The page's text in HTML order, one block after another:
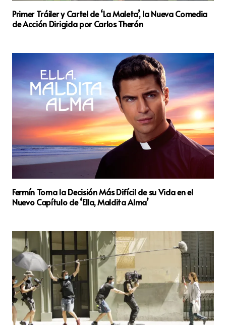
Primer Tráiler y Cartel de ‘La Maleta’, la Nueva Comedia
de Acción Dirigida por Carlos Therón
Fermín Toma la Decisión Más Difícil de su Vida en el
Nuevo Capítulo de ‘Ella, Maldita Alma’